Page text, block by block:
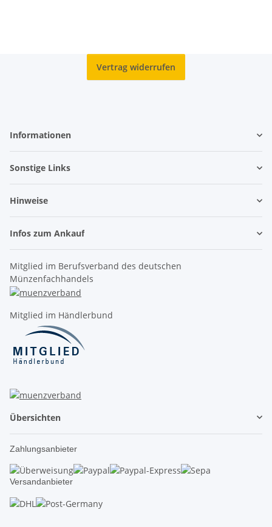
Vertrag widerrufen
Informationen
Sonstige Links
Hinweise
Infos zum Ankauf
Mitglied im Berufsverband des deutschen
Münzenfachhandels
Mitglied im Händlerbund
Übersichten
Zahlungsanbieter
Versandanbieter